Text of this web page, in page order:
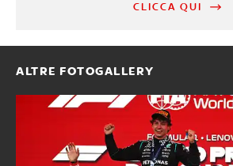
CLICCA QUI
ALTRE FOTOGALLERY